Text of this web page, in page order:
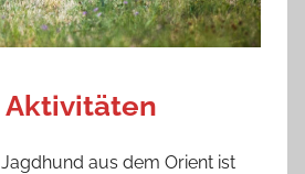
Aktivitäten
aus dem Orient ist